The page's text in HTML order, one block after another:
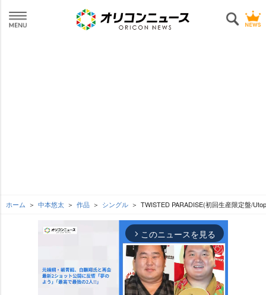
ホーム 中本悠太 作品 シングル TWISTED PARADISE(初回生産限定盤/
arrow_forward_ios このニュースを見る